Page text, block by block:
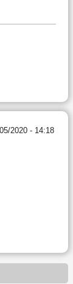
2020 - 14:18